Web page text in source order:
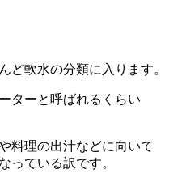
ど軟水の分類に入ります。
ターと呼ばれるくらい
料理の出汁などに向いて
っている訳です。